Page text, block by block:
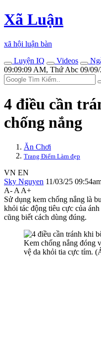
Xã Luận
xã hội luận bàn
Luyện IQ
Videos
09:09:09 AM, Thứ Abc 09/09/
4 điều cần
chống nắng
Ăn Chơi
Trang Điểm Làm đẹp
VN EN
Sky Nguyen 11/03/25
A- A A+
Sử dụng kem chống nắng là
khỏi tác động tiêu cực của
cũng biết cách dùng đúng.
Kem chống nắng đóng
vệ da khỏi tia cực tím.